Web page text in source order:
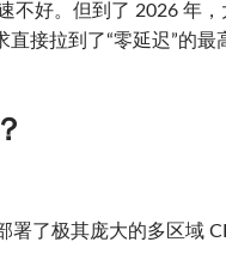
不好。但到了 2026 年，
接拉到了“零延迟”的最
署了极其庞大的多区域